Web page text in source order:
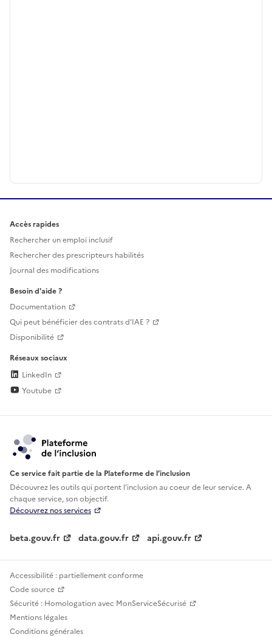
Accès rapides
Rechercher un emploi inclusif
Rechercher des prescripteurs habilités
Journal des modifications
Besoin d'aide ?
Documentation
Qui peut bénéficier des contrats d'IAE ?
Disponibilité
Réseaux sociaux
LinkedIn
Youtube
Ce service fait partie de la Plateforme de l’inclusion
Découvrez les outils qui portent l'inclusion aucoeur de leur service. A
chaque service, son objectif.
Découvrez nos services
beta.gouv.fr data.gouv.fr api.gouv.fr
Accessibilité : partiellement conforme
Code source
Sécurité : Homologation avec MonServiceSécurisé
Mentions légales
Conditions générales